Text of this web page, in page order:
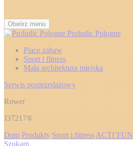
Otwórz menu
Proludic Pologne
Place zabaw
Sport i fitness
Mała architektura miejska
Serwis posprzedażowy
Rower
J37217®
Dom Produkty Sport i fitness ACTI’FUN
Szukam